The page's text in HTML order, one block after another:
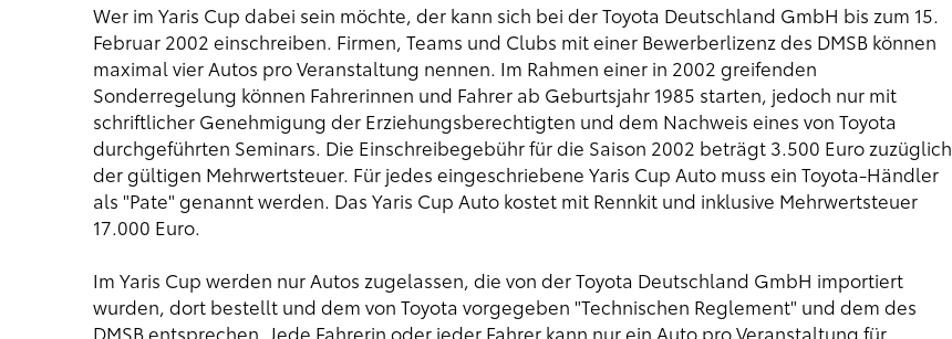
Wer im Yaris Cup dabei sein möchte, der kann sich bei der Toyota Deutschland GmbH bis zum 15.
Februar 2002 einschreiben. Firmen, Teams und Clubs mit einer Bewerberlizenz des DMSB können
maximal vier Autos pro Veranstaltung nennen. Im Rahmen einer in 2002 greifenden
Sonderregelung können Fahrerinnen und Fahrer ab Geburtsjahr 1985 starten, jedoch nur mit
schriftlicher Genehmigung der Erziehungsberechtigten und dem Nachweis eines von Toyota
durchgeführten Seminars. Die Einschreibegebühr für die Saison 2002 beträgt 3.500 Euro zuzüglich
der gültigen Mehrwertsteuer. Für jedes eingeschriebene Yaris Cup Auto muss ein Toyota-Händler
als "Pate" genannt werden. Das Yaris Cup Auto kostet mit Rennkit und inklusive Mehrwertsteuer
17.000 Euro.
Im Yaris Cup werden nur Autos zugelassen, die von der Toyota Deutschland GmbH importiert
wurden, dort bestellt und dem von Toyota vorgegeben "Technischen Reglement" und dem des
DMSB entsprechen. Jede Fahrerin oder jeder Fahrer kann nur ein Auto pro Veranstaltung für